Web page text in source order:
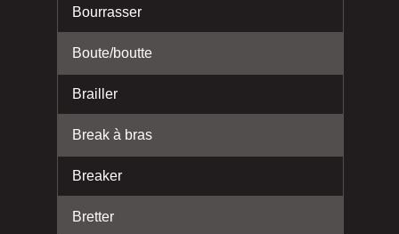
Bourrasser
Boute/boutte
Brailler
Break à bras
Breaker
Bretter